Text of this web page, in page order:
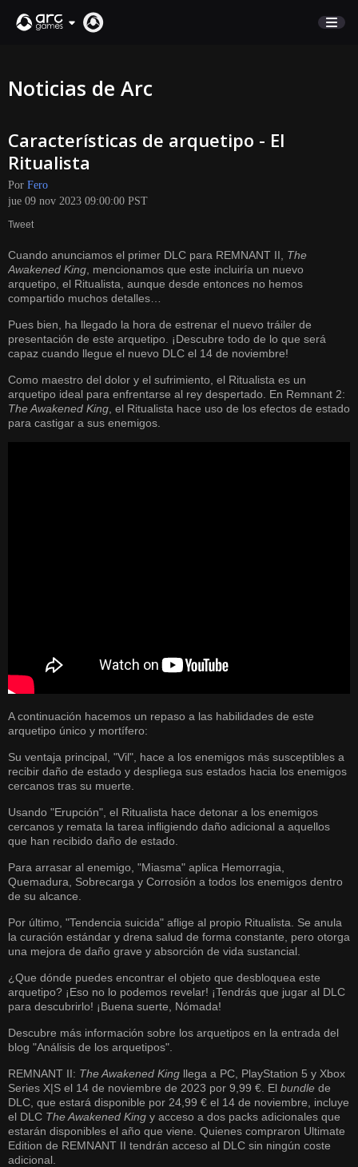
SOPORTE
Iniciar sesión
English
Italiano
Pусский
Español
Noticias de Arc
Características de arquetipo - El
Ritualista
Por Fero
jue 09 nov 2023 09:00:00 PST
Tweet
Cuando anunciamos el primer DLC para REMNANT II, The
Awakened King , mencionamos que este incluiría un nuevo
arquetipo, el Ritualista, aunque desde entonces no hemos
compartido muchos detalles…
Pues bien, ha llegado la hora de estrenar el nuevo tráiler de
presentación de este arquetipo. ¡Descubre todo de lo que será
capaz cuando llegue el nuevo DLC el 14 de noviembre!
Como maestro del dolor y el sufrimiento, el Ritualista es un
arquetipo ideal para enfrentarse al rey despertado. En Remnant 2:
The Awakened King , el Ritualista hace uso de los efectos de estado
para castigar a sus enemigos.
A continuación hacemos un repaso a las habilidades de este
arquetipo único y mortífero:
Su ventaja principal, "Vil", hace a los enemigos más susceptibles a
recibir daño de estado y despliega sus estados hacia los enemigos
cercanos tras su muerte.
Usando "Erupción", el Ritualista hace detonar a los enemigos
cercanos y remata la tarea infligiendo daño adicional a aquellos
que han recibido daño de estado.
Para arrasar al enemigo, "Miasma" aplica Hemorragia,
Quemadura, Sobrecarga y Corrosión a todos los enemigos dentro
de su alcance.
Por último, "Tendencia suicida" aflige al propio Ritualista. Se anula
la curación estándar y drena salud de forma constante, pero otorga
una mejora de daño grave y absorción de vida sustancial.
¿Que dónde puedes encontrar el objeto que desbloquea este
arquetipo? ¡Eso no lo podemos revelar! ¡Tendrás que jugar al DLC
para descubrirlo! ¡Buena suerte, Nómada!
Descubre más información sobre los arquetipos en la entrada del
blog "Análisis de los arquetipos"
REMNANT II: The Awakened King llega a PC, PlayStation 5 y Xbox
Series X|S el 14 de noviembre de 2023 por 9,99 €. El bundle de
DLC, que estará disponible por 24,99 € el 14 de noviembre, incluye
el DLC The Awakened King y acceso a dos packs adicionales que
estarán disponibles el año que viene. Quienes compraron Ultimate
Edition de REMNANT II tendrán acceso al DLC sin ningún coste
adicional.